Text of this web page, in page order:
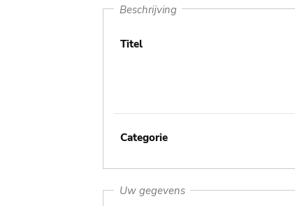
Beschrijving
Titel
Categorie
Uw gegevens